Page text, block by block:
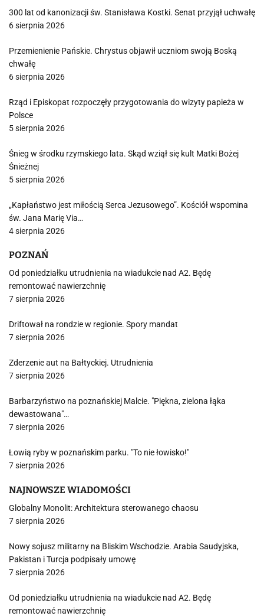
300 lat od kanonizacji św. Stanisława Kostki. Senat przyjął uchwałę
6 sierpnia 2026
Przemienienie Pańskie. Chrystus objawił uczniom swoją Boską
chwałę
6 sierpnia 2026
Rząd i Episkopat rozpoczęły przygotowania do wizyty papieża w
Polsce
5 sierpnia 2026
Śnieg w środku rzymskiego lata. Skąd wziął się kult Matki Bożej
Śnieżnej
5 sierpnia 2026
„Kapłaństwo jest miłością Serca Jezusowego”. Kościół wspomina
św. Jana Marię Via…
4 sierpnia 2026
POZNAŃ
Od poniedziałku utrudnienia na wiadukcie nad A2. Będę
remontować nawierzchnię
7 sierpnia 2026
Driftował na rondzie w regionie. Spory mandat
7 sierpnia 2026
Zderzenie aut na Bałtyckiej. Utrudnienia
7 sierpnia 2026
Barbarzyństwo na poznańskiej Malcie. "Piękna, zielona łąka
dewastowana"…
7 sierpnia 2026
Łowią ryby w poznańskim parku. "To nie łowisko!"
7 sierpnia 2026
NAJNOWSZE WIADOMOŚCI
Globalny Monolit: Architektura sterowanego chaosu
7 sierpnia 2026
Nowy sojusz militarny na Bliskim Wschodzie. Arabia Saudyjska,
Pakistan i Turcja podpisały umowę
7 sierpnia 2026
Od poniedziałku utrudnienia na wiadukcie nad A2. Będę
remontować nawierzchnię